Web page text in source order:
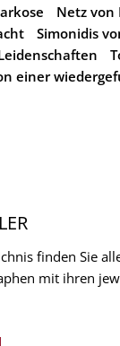
Netz von
Simonidis
einer
finden Sie
mit ihren